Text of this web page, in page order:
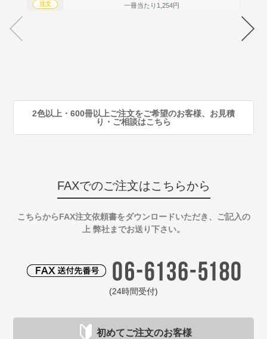
注文 一冊当たり1,254円
2色以上・600冊以上ご注文をご希望のお客様、お見積
り・ご相談はこちら
FAXでのご注文はこちらから
こちらからFAX注文依頼書をダウンロードいただき、ご記入の
上 弊社までお送り下さい。
(24時間受付)
初めてご注文のお客様